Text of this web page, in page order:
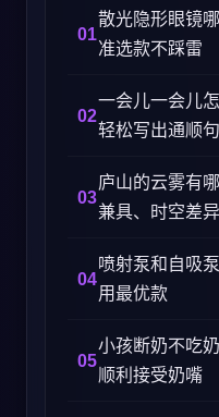
散光隐形眼镜
准选款不踩雷
一会儿一会儿
轻松写出通顺
庐山的云雾有
兼具、时空差
喷射泵和自吸
用最优款
小孩断奶不吃
顺利接受奶嘴